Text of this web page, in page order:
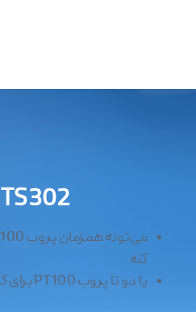
نسخه دوکاناله TS302
کنه
یا دو تا پروب PT100 برای کاربردهای خاص‌تر